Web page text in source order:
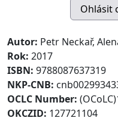
Autor: Petr Neckař,
Rok: 2017
ISBN: 9788087637319
NKP-CNB:
OCLC Number:
OKCZID: 127721104